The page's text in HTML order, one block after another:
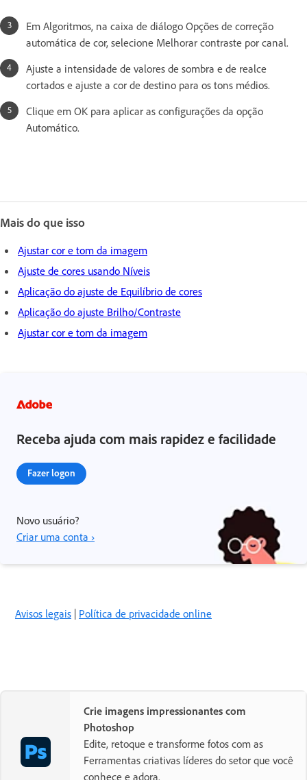
Em Algoritmos, na caixa de diálogo Opções de correção
automática de cor, selecione Melhorar contraste por canal.
Ajuste a intensidade de valores de sombra e de realce
cortados e ajuste a cor de destino para os tons médios.
Clique em OK para aplicar as configurações da opção
Automático.
Mais do que isso
Ajustar cor e tom da imagem
Ajuste de cores usando Níveis
Aplicação do ajuste de Equilíbrio de cores
Aplicação do ajuste Brilho/Contraste
Ajustar cor e tom da imagem
Receba ajuda com mais rapidez e facilidade
Fazer logon
Novo usuário?
Criar uma conta ›
Avisos legais | Política de privacidade online
Crie imagens impressionantes com
Photoshop
Edite, retoque e transforme fotos com as
Ferramentas criativas líderes do setor que você
conhece e adora.